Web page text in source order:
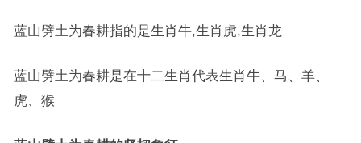
蓝山劈土为春耕指的是生肖牛,生肖虎,生肖龙
蓝山劈土为春耕是在十二生肖代表生肖牛、马、羊、
虎、猴